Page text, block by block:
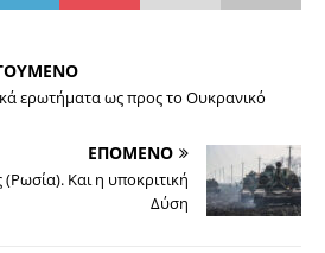
ερωτήματα ως προς το Ουκρανικό
ΕΠΟΜΕΝΟ
Και η υποκριτική
Δύση